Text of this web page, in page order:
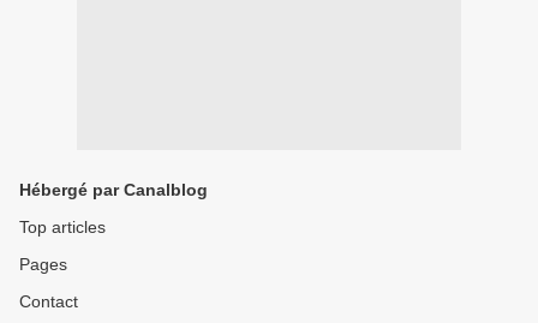
Hébergé par Canalblog
Top articles
Pages
Contact